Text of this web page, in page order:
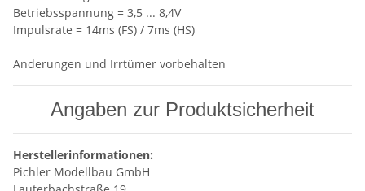
Betriebsspannung = 3,5 ... 8,4V
Impulsrate = 14ms (FS) / 7ms (HS)
Änderungen und Irrtümer vorbehalten
Angaben zur Produktsicherheit
Herstellerinformationen:
Pichler Modellbau GmbH